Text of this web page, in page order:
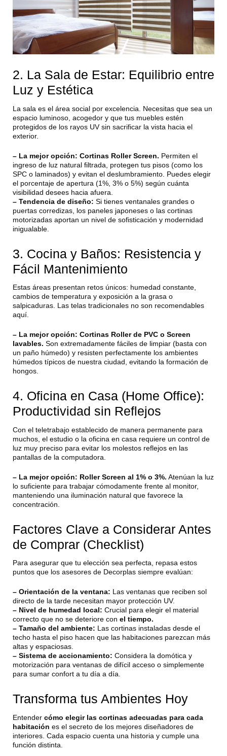
2. La Sala de Estar: Equilibrio entre
Luz y Estética
La sala es el área social por excelencia. Necesitas que sea un
espacio luminoso, acogedor y que tus muebles estén
protegidos de los rayos UV sin sacrificar la vista hacia el
exterior.
– La mejor opción: Cortinas Roller Screen. Permiten el
ingreso de luz natural filtrada, protegen tus pisos (como los
SPC o laminados) y evitan el deslumbramiento. Puedes elegir
el porcentaje de apertura (1%, 3% o 5%) según cuánta
visibilidad desees hacia afuera.
– Tendencia de diseño: Si tienes ventanales grandes o
puertas corredizas, los paneles japoneses o las cortinas
motorizadas aportan un nivel de sofisticación y modernidad
inigualable.
3. Cocina y Baños: Resistencia y
Fácil Mantenimiento
Estas áreas presentan retos únicos: humedad constante,
cambios de temperatura y exposición a la grasa o
salpicaduras. Las telas tradicionales no son recomendables
aquí.
– La mejor opción: Cortinas Roller de PVC o Screen
lavables. Son extremadamente fáciles de limpiar (basta con
un paño húmedo) y resisten perfectamente los ambientes
húmedos típicos de nuestra ciudad, evitando la formación de
hongos.
4. Oficina en Casa (Home Office):
Productividad sin Reflejos
Con el teletrabajo establecido de manera permanente para
muchos, el estudio o la oficina en casa requiere un control de
luz muy preciso para evitar los molestos reflejos en las
pantallas de la computadora.
– La mejor opción: Roller Screen al 1% o 3%. Atenúan la luz
lo suficiente para trabajar cómodamente frente al monitor,
manteniendo una iluminación natural que favorece la
concentración.
Factores Clave a Considerar Antes
de Comprar (Checklist)
Para asegurar que tu elección sea perfecta, repasa estos
puntos que los asesores de Decorplas siempre evalúan:
– Orientación de la ventana: Las ventanas que reciben sol
directo de la tarde necesitan mayor protección UV.
– Nivel de humedad local: Crucial para elegir el material
correcto que no se deteriore con el tiempo.
– Tamaño del ambiente: Las cortinas instaladas desde el
techo hasta el piso hacen que las habitaciones parezcan más
altas y espaciosas.
– Sistema de accionamiento: Considera la domótica y
motorización para ventanas de difícil acceso o simplemente
para sumar confort a tu día a día.
Transforma tus Ambientes Hoy
Entender cómo elegir las cortinas adecuadas para cada
habitación es el secreto de los mejores diseñadores de
interiores. Cada espacio cuenta una historia y cumple una
función distinta.